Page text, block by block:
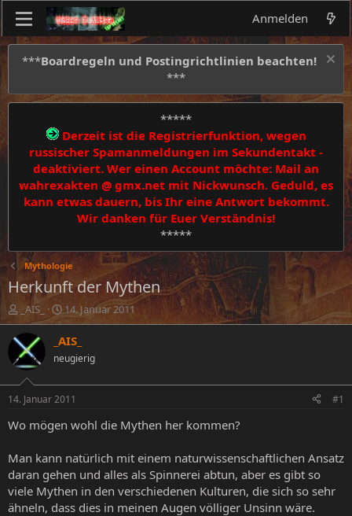
Anmelden
***Boardregeln und Postingrichtlinien beachten!
***
*****
Derzeit ist die Registrierfunktion, wegen
russischer Spamanmeldungen im Sekundentakt -
deaktiviert. Wer einen Account möchte: Mail an
wahrexakten @ gmx.net mit Nickwunsch. Geduld, es
kann etwas dauern, bis Ihr eine Antwort bekommt.
Wir danken für Euer Verständnis!
*****
Mythologie
Herkunft der Mythen
r
s
t
e
l
e
r
_AIS_
E
r
s
e
l
a
14. Januar 2011
_AIS_
neugierig
14. Januar 2011 #1
Wo mögen wohl die Mythen her kommen?
Man kann natürlich mit einem naturwissenschaftlichen Ansatz
daran gehen und alles als Spinnerei abtun, aber es gibt so
viele Mythen in den verschiedenen Kulturen, die sich so sehr
ähneln, dass dies in meinen Augen völliger Unsinn wäre.